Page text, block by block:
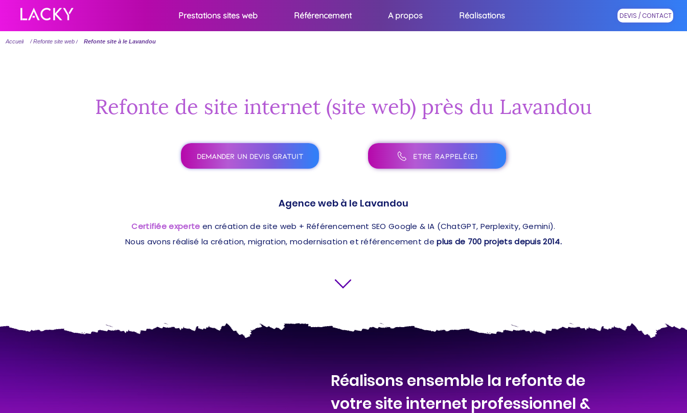
Prestations sites web Référencement A propos Réalisations DEVIS / CONTACT
Accueil / Refonte site web / Refonte site à le Lavandou
Refonte de site internet (site web) près du Lavandou
DEMANDER UN DEVIS GRATUIT ÊTRE RAPPELÉ(E)
Agence web à le Lavandou
Certifiée experte en création de site web + Référencement SEO Google & IA (ChatGPT, Perplexity, Gemini).
Nous avons réalisé la création, migration, modernisation et référencement de plus de 700 projets depuis 2014.
Réalisons ensemble la refonte de
votre site internet professionnel &